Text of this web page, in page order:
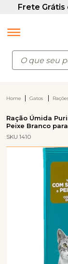
Home Gatos
Ração Úmida
Peixe Branco
SKU 1410